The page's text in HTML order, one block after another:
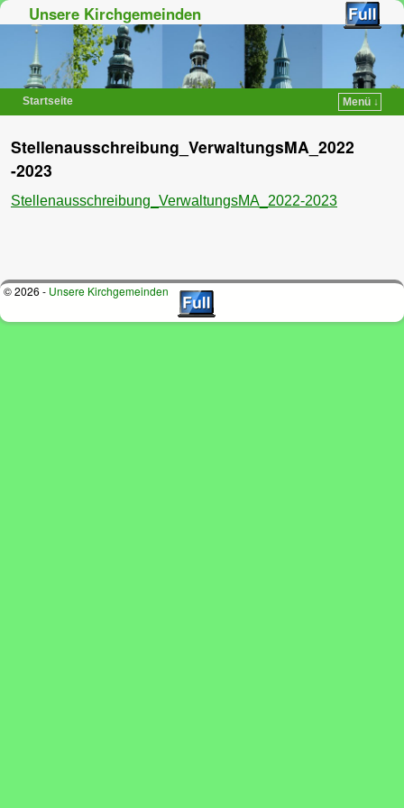
Unsere Kirchgemeinden
Startseite
Menü ↓
Stellenausschreibung_VerwaltungsMA_2022
-2023
Stellenausschreibung_VerwaltungsMA_2022-2023
© 2026 - Unsere Kirchgemeinden